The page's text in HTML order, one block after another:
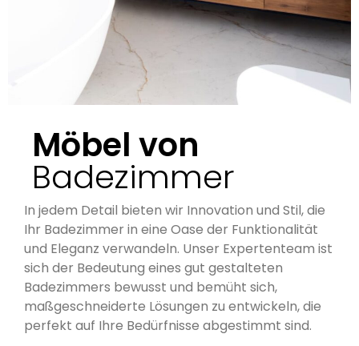
Möbel von
Badezimmer
In jedem Detail bieten wir Innovation und Stil, die
Ihr Badezimmer in eine Oase der Funktionalität
und Eleganz verwandeln. Unser Expertenteam ist
sich der Bedeutung eines gut gestalteten
Badezimmers bewusst und bemüht sich,
maßgeschneiderte Lösungen zu entwickeln, die
perfekt auf Ihre Bedürfnisse abgestimmt sind.